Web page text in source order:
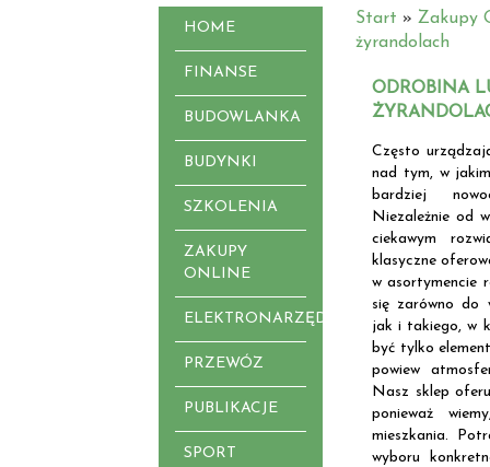
HOME
FINANSE
BUDOWLANKA
BUDYNKI
SZKOLENIA
ZAKUPY
ONLINE
ELEKTRONARZĘDZIA
PRZEWÓZ
PUBLIKACJE
SPORT
Start » Zakupy
żyrandolach
ODROBINA
Często
nad tym, w
bardziej
Niezależnie od
ciekawym
klasyczne
w asortymencie
się zarówno do
jak i takiego, w
być tylko
powiew
Nasz sklep
ponieważ
mieszkania.
wyboru